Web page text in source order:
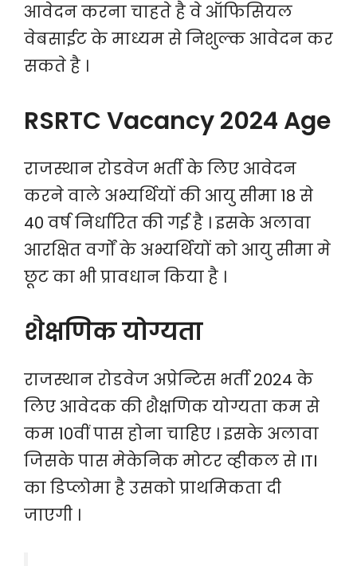
आवेदन करना चाहते है वे ऑफिसियल
वेबसाईट के माध्यम से निशुल्क आवेदन कर
सकते है ।
RSRTC Vacancy 2024 Age
राजस्थान रोडवेज भर्ती के लिए आवेदन
करने वाले अभ्यर्थियों की आयु सीमा 18 से
40 वर्ष निर्धारित की गई है । इसके अलावा
आरक्षित वर्गों के अभ्यर्थियों को आयु सीमा मे
छूट का भी प्रावधान किया है ।
शैक्षणिक योग्यता
राजस्थान रोडवेज अप्रेन्टिस भर्ती 2024 के
लिए आवेदक की शैक्षणिक योग्यता कम से
कम 10वीं पास होना चाहिए । इसके अलावा
जिसके पास मेकेनिक मोटर व्हीकल से ITI
का डिप्लोमा है उसको प्राथमिकता दी
जाएगी ।